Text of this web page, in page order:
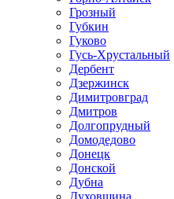
Грозный
Губкин
Гуково
Гусь-Хрустальный
Дербент
Дзержинск
Димитровград
Дмитров
Долгопрудный
Домодедово
Донецк
Донской
Дубна
Духовщина